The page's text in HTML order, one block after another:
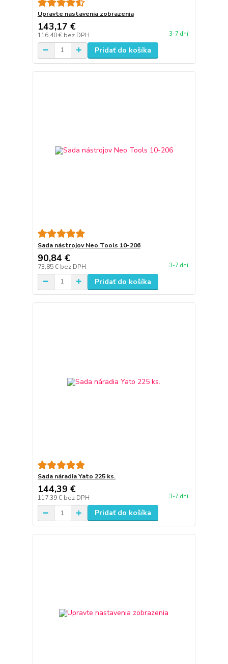
Upravte nastavenia zobrazenia
143,17 €
116,40 € bez DPH 3-7 dní
Pridať do košíka
Sada nástrojov Neo Tools 10-206
90,84 €
73,85 € bez DPH 3-7 dní
Pridať do košíka
Sada náradia Yato 225 ks.
144,39 €
117,39 € bez DPH 3-7 dní
Pridať do košíka